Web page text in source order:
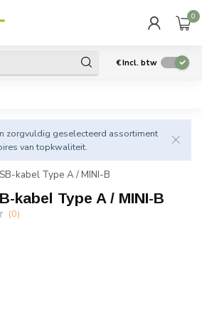
0
€Incl. btw
zorgvuldig geselecteerd assortiment
van topkwaliteit.
kabel Type A / MINI-B
kabel Type A / MINI-B
(0)